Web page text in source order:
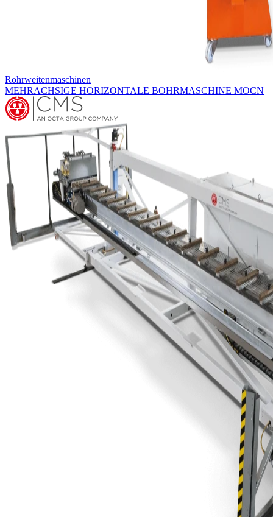
Rohrweitenmaschinen
MEHRACHSIGE HORIZONTALE BOHRMASCHINE MOCN